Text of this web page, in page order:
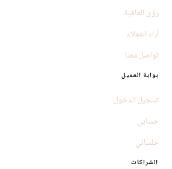
رؤى العافية
آراء العملاء
تواصل معنا
بوابة العميل
تسجيل الدخول
حسابي
جلساتي
الشراكات